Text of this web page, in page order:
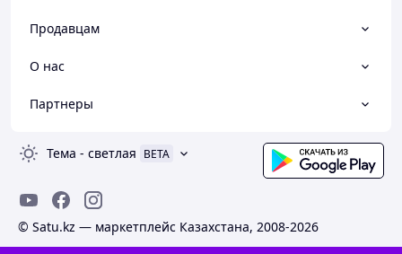
Продавцам
О нас
Партнеры
Тема - светлая BETA
© Satu.kz — маркетплейс Казахстана, 2008-2026